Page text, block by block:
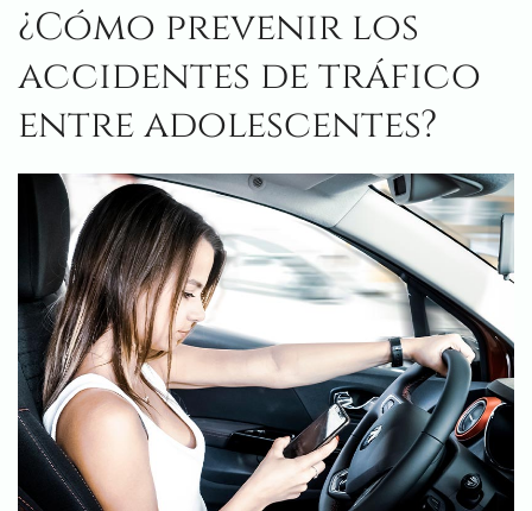
¿Cómo prevenir los
accidentes de tráfico
entre adolescentes?